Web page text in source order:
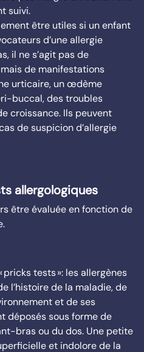
suivi.
être utiles si un enfant
d’une allergie
il ne s’agit pas de
de manifestations
urticaire, un œdème
buccal, des troubles
croissance. Ils peuvent
de suspicion d’allergie
allergologiques
être évaluée en fonction de
tests »: les allergènes
l’histoire de la maladie, de
et de ses
déposés sous forme de
bras ou du dos. Une petite
et indolore de la